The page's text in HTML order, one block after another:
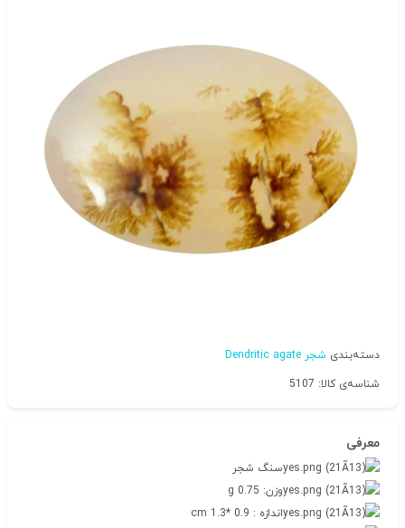
دسته‌بندی شجر Dendritic agate
شناسه‌ی کالا: 5107
معرفی
سنگ شجر
وزن: 0.75 g
اندازه : 0.9 *1.3 cm